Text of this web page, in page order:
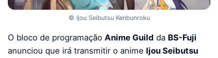
© Ijou Seibutsu Kenbunroku
O bloco de programação Anime Guild da BS-Fuji
anunciou que irá transmitir o anime Ijou Seibutsu